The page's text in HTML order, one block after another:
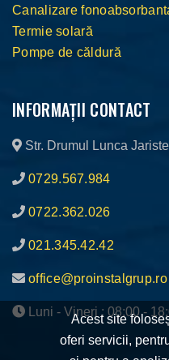
Canalizare
Termie solară
Pompe de căldură
INFORMAȚII CONTACT
Str. Drumul Lunca
0729.567.984
0722.362.026
021.345.42.42
office@proinstalgrup.ro
Luni - Vineri : 08:00 -
Acest site
oferi servicii,